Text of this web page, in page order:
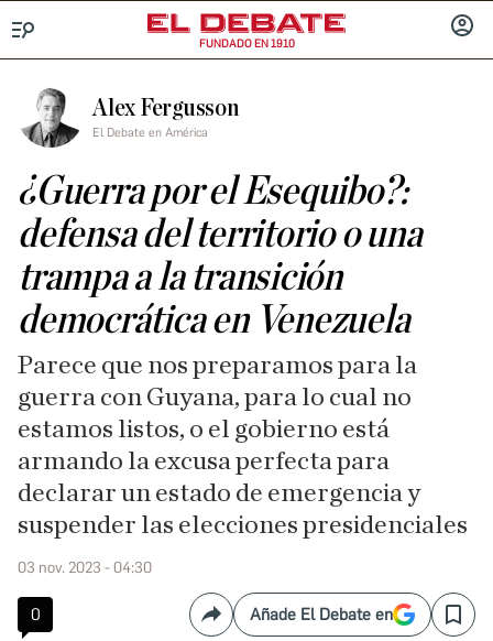
FUNDADO EN 1910
Alex Fergusson
El Debate en América
¿Guerra por el Esequibo?:
defensa del territorio o una
trampa a la transición
democrática en Venezuela
Parece que nos preparamos para la
guerra con Guyana, para lo cual no
estamos listos, o el gobierno está
armando la excusa perfecta para
declarar un estado de emergencia y
suspender las elecciones presidenciales
03 nov. 2023 - 04:30
0 CompartirAñade El Debate en Save